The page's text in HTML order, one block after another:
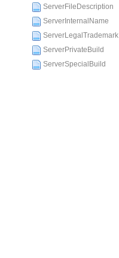
ServerFileDescription
ServerInternalName
ServerLegalTrademark
ServerPrivateBuild
ServerSpecialBuild